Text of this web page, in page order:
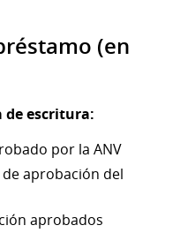
(en
de escritura:
por la ANV
aprobación del
aprobados